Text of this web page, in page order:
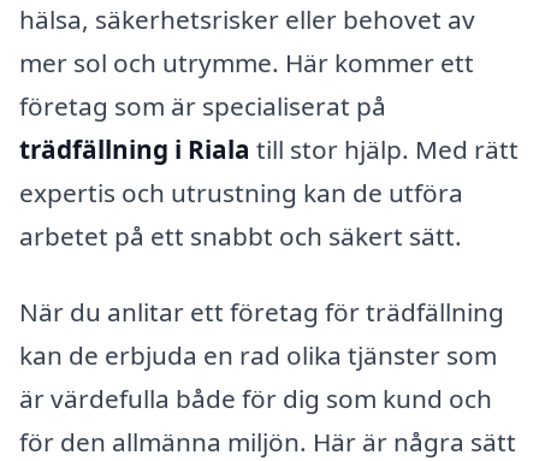
hälsa, säkerhetsrisker eller behovet av
mer sol och utrymme. Här kommer ett
företag som är specialiserat på
trädfällning i Riala till stor hjälp. Med rätt
expertis och utrustning kan de utföra
arbetet på ett snabbt och säkert sätt.
När du anlitar ett företag för trädfällning
kan de erbjuda en rad olika tjänster som
är värdefulla både för dig som kund och
för den allmänna miljön. Här är några sätt